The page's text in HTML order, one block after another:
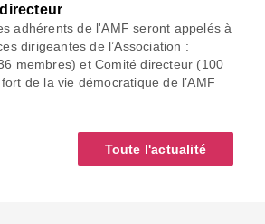
adhérents de l'AMF seront appelés à
dirigeantes de l’Association :
membres) et Comité directeur (100
de la vie démocratique de l’AMF
Toute l'actualité